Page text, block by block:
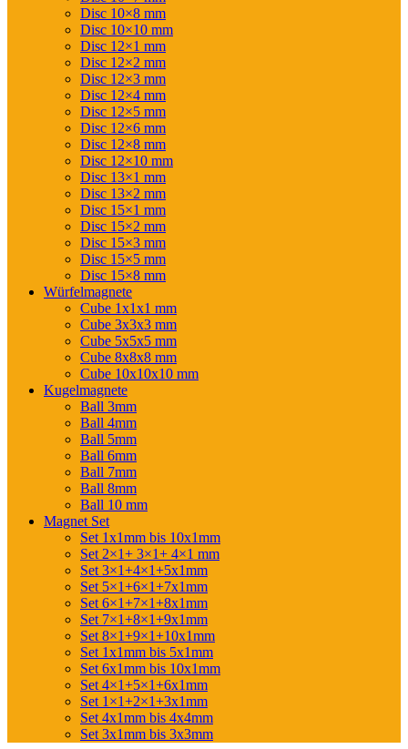
Disc 10×8 mm
Disc 10×10 mm
Disc 12×1 mm
Disc 12×2 mm
Disc 12×3 mm
Disc 12×4 mm
Disc 12×5 mm
Disc 12×6 mm
Disc 12×8 mm
Disc 12×10 mm
Disc 13×1 mm
Disc 13×2 mm
Disc 15×1 mm
Disc 15×2 mm
Disc 15×3 mm
Disc 15×5 mm
Disc 15×8 mm
Würfelmagnete
Cube 1x1x1 mm
Cube 3x3x3 mm
Cube 5x5x5 mm
Cube 8x8x8 mm
Cube 10x10x10 mm
Kugelmagnete
Ball 3mm
Ball 4mm
Ball 5mm
Ball 6mm
Ball 7mm
Ball 8mm
Ball 10 mm
Magnet Set
Set 1x1mm bis 10x1mm
Set 2×1+ 3×1+ 4×1 mm
Set 3×1+4×1+5x1mm
Set 5×1+6×1+7x1mm
Set 6×1+7×1+8x1mm
Set 7×1+8×1+9x1mm
Set 8×1+9×1+10x1mm
Set 1x1mm bis 5x1mm
Set 6x1mm bis 10x1mm
Set 4×1+5×1+6x1mm
Set 1×1+2×1+3x1mm
Set 4x1mm bis 4x4mm
Set 3x1mm bis 3x3mm